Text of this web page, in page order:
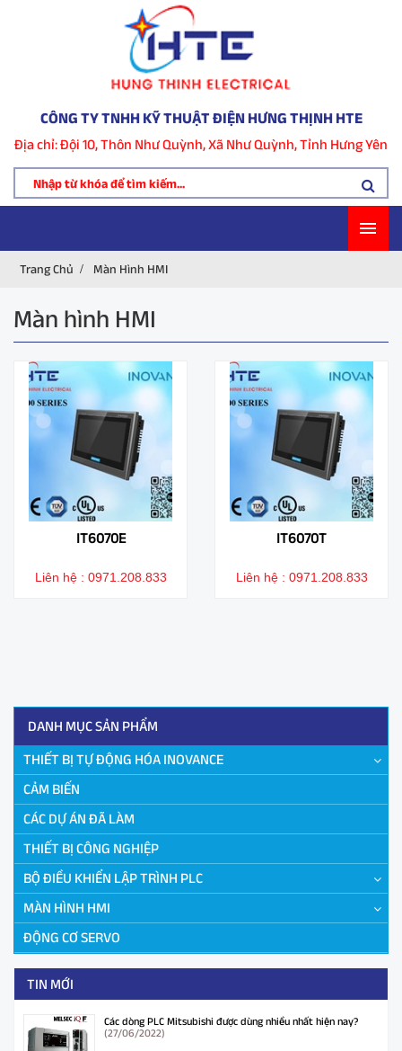
CÔNG TY TNHH KỸ THUẬT ĐIỆN HƯNG THỊNH HTE
Địa chỉ: Đội 10, Thôn Như Quỳnh, Xã Như Quỳnh, Tỉnh Hưng Yên
Trang Chủ Màn Hình HMI
Màn hình HMI
IT6070E
Liên hệ : 0971.208.833
IT6070T
Liên hệ : 0971.208.833
DANH MỤC SẢN PHẨM
THIẾT BỊ TỰ ĐỘNG HÓA INOVANCE
CẢM BIẾN
CÁC DỰ ÁN ĐÃ LÀM
THIẾT BỊ CÔNG NGHIỆP
BỘ ĐIỀU KHIỂN LẬP TRÌNH PLC
MÀN HÌNH HMI
ĐỘNG CƠ SERVO
TIN MỚI
Các dòng PLC Mitsubishi được dùng nhiều nhất hiện nay?
(27/06/2022)